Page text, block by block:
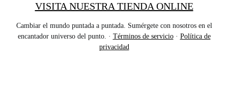
VISITA NUESTRA TIENDA ONLINE
Cambiar el mundo puntada a puntada. Sumérgete con nosotros en el
encantador universo del punto. · Términos de servicio· Política de
privacidad